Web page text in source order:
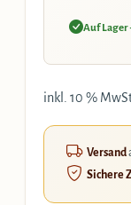
Auf Lager
inkl. 10 %
Versand
Sichere